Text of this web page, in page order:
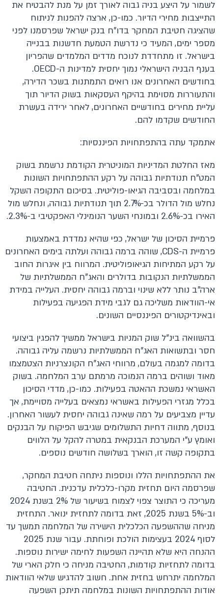
לשמור על היצע בניה גבוה לאורך זמן על מנת להבטיח את
התייצבות מחירי הדיור. כמו-כן, ארצה להפנות לניתוח
שהציגה חטיבת המחקר בדו"ח בנק ישראל שפרסמנו לפני
מספר ימים, המעיד כי נדרשת הטמעת חדשנות בבנייה
בישראל. זו מתחדדת לנוכח מדדים המלמדים שהפריון
בענף הבניה הישראלי נמוך יחסית למדינות ה-OECD.
בחודשים האחרונים אנו רואים התמתנות בשכר הדירה,
והתעוררות מסוימת בהיקף העסקאות בשוק הדיור תוך
עליית מחירים בחודשיים האחרונים, לאחר ירידה בעשרת
החודשים שקדמו להם.
אתמקד עתה בהתפתחויות הפיננסיות:
מאז החלטת המדיניות המוניטרית הקודמת נרשמת בשוק
המט"ח תנודתיות גבוהה על רקע ההתפתחויות השונות
במלחמה ובסביבה הגיאו-פוליטית. בסיכום התקופה השקל
נחלש מול הדולר בכ-2.7% תוך תנודתיות גבוהה, ונחלש מול
האירו בכ-2.6% ובמונחי השער הנומינלי האפקטיבי ב-2.3%.
פרמיית הסיכון של ישראל, כפי שהיא נמדדת באמצעות
פרמיית ה-CDS, שוהה ברמה גבוהה ועלתה בימים האחרונים
על רקע המתיחות הגיאופוליטית. המרווח בין איגרות החוב
הממשלתיות הנקובות בדולרים והאג"ח הממשלתיות של
ארה"ב נותר ללא שינוי וברמה גבוהה יחסית. העלייה במידת
אי-הוודאות משליכה גם לגבי מידת הפגיעה בפעילות
ובאינדיקטורים הפיננסיים השונים.
בהשוואה בינ"ל שוק המניות בישראל ממשיך להפגין ביצועי
חסר ובתשואות האג"ח הממשלתיות נרשמה עליה גבוהה.
בדומה למגמה בעולם, מרווחי האג"ח הקונצרניות הצטמצמו
מאוד ושוהים ברמה הנמוכה מרמתם ערב המלחמה. בשוק
האשראי נמשכת ההאטה בפעילות. כמו-כן, מדדי הסיכון
בכלל מגזרי הפעילות באשראי נמצאים בעלייה מסויימת, אך
עדיין מצביעים על רמה שאינה גבוהה יחסית לעשור האחרון.
בנוסף, מתווה דחיות התשלומים שגיבש הפיקוח על הבנקים
ואומץ ע"י המערכת הבנקאית במטרה להקל על הלווים
בתקופה קשה זו, הוארך בשלושה חודשים נוספים.
את ההתפתחויות הללו ונוספות ניתחה חטיבת המחקר,
שפרסמה היום תחזית מקרו-כלכלית עדכנית. החטיבה
מעריכה כי התוצר צפוי לצמוח בשיעור של 2% בשנת 2024
וב-5% בשנת 2025, זאת בדומה לתחזית ינואר. התחזית
מניחה שההשפעה הכלכלית הישירה של המלחמה תמשך עד
לסוף 2024 בעצימות הולכת ופוחתת. עבור שנת 2025
ההנחה היא שלא תהיינה השפעות לחימה ישירות נוספות.
בדומה לתחזיות קודמות, החטיבה מניחה כי חלק הארי של
המלחמה יתרחש בחזית אחת. חשוב להדגיש שלאי הוודאות
אודות ההתפתחויות השונות במלחמה תיתכן השפעה